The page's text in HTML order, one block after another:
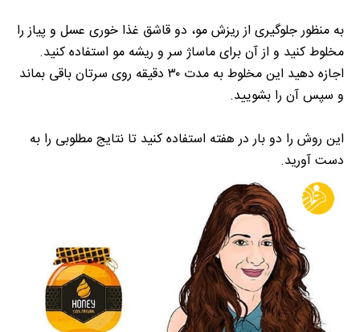
به منظور جلوگیری از ریزش مو، دو قاشق غذا خوری عسل و پیاز را
مخلوط کنید و از آن برای ماساژ سر و ریشه مو استفاده کنید.
اجازه دهید این مخلوط به مدت ۳۰ دقیقه روی سرتان باقی بماند
و سپس آن را بشویید.
این روش را دو بار در هفته استفاده کنید تا نتایج مطلوبی را به
دست آورید.